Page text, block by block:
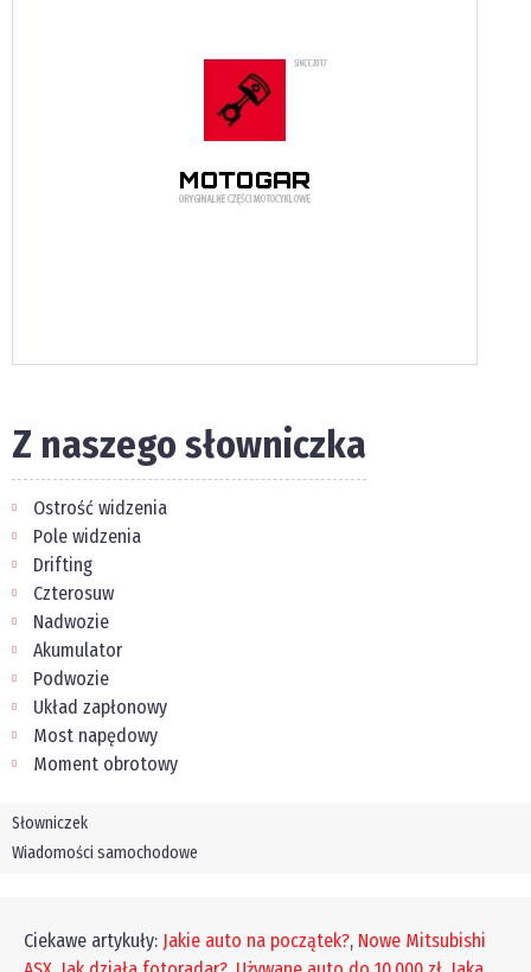
Z naszego słowniczka
Ostrość widzenia
Pole widzenia
Drifting
Czterosuw
Nadwozie
Akumulator
Podwozie
Układ zapłonowy
Most napędowy
Moment obrotowy
Słowniczek
Wiadomości samochodowe
Ciekawe artykuły: Jakie auto na początek?, Nowe Mitsubishi